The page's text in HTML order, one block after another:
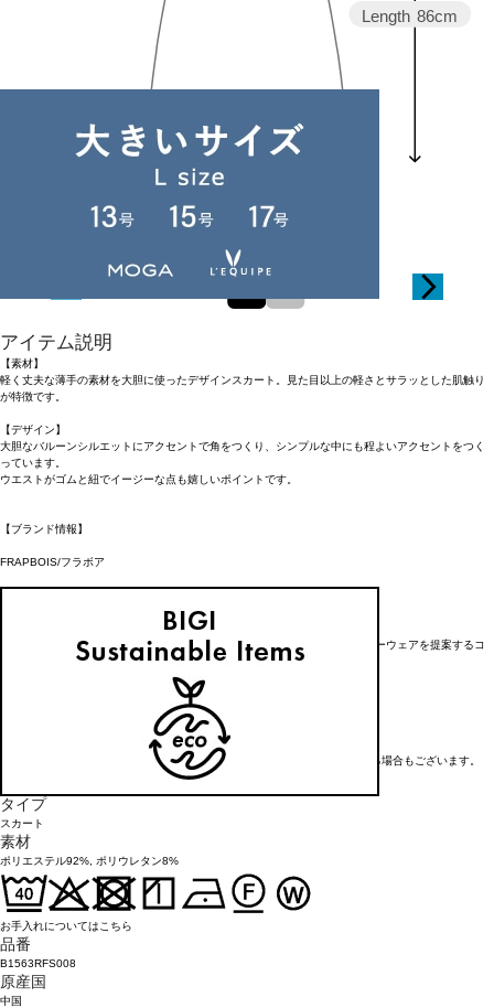
Length 86cm
アイテム説明
【素材】
軽く丈夫な薄手の素材を大胆に使ったデザインスカート。見た目以上の軽さとサラッとした肌触り
が特徴です。
【デザイン】
大胆なバルーンシルエットにアクセントで角をつくり、シンプルな中にも程よいアクセントをつく
っています。
ウエストがゴムと紐でイージーな点も嬉しいポイントです。
【ブランド情報】
FRAPBOIS/フラボア
「大人げない大人の服」をコンセプトに、大人が着るリラックスしたデイリーウェアを提案するコ
レクションブランド。
レディースとメンズのアイテムをご用意しています。
※在庫状況によりお取り寄せなどの事情で、商品お届けまで1週間前後かかる場合もございます。
タイプ
スカート
素材
ポリエステル92%, ポリウレタン8%
お手入れについてはこちら
品番
B1563RFS008
原産国
中国